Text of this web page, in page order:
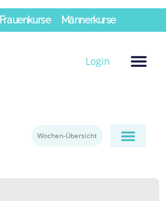
Frauenkurse Männerkurse
Login
Wochen-Übersicht